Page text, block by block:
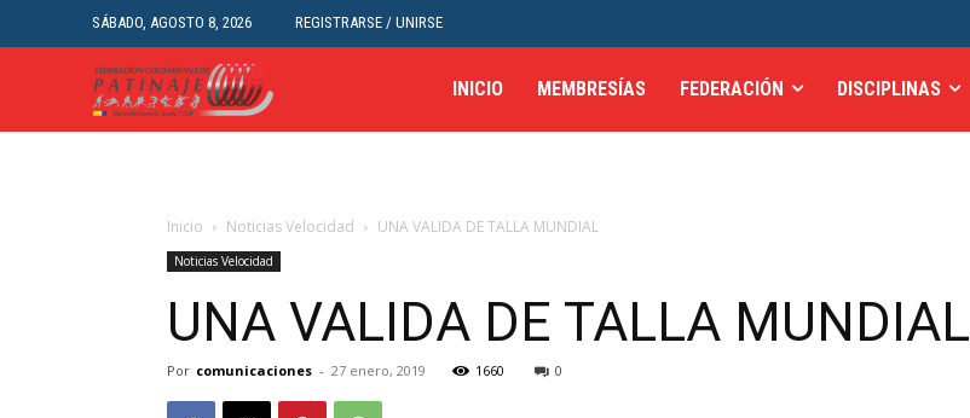
SÁBADO, AGOSTO 8, 2026 REGISTRARSE / UNIRSE
INICIO MEMBRESÍAS FEDERACIÓN DISCIPLINAS
Inicio Noticias Velocidad UNA VALIDA DE TALLA MUNDIAL
Noticias Velocidad
UNA VALIDA DE TALLA MUNDIAL
Por comunicaciones - 27 enero, 2019 1660 0